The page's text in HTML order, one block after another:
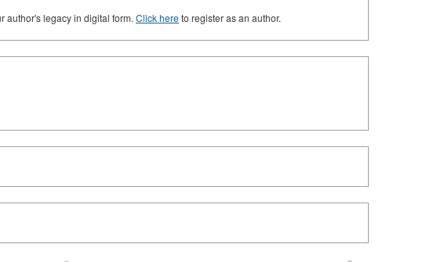
author's legacy in digital form. Click hereto register as an author.